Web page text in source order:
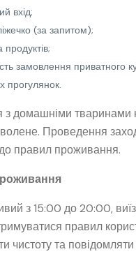
вхід;
(за запитом);
продуктів;
замовлення приватного
прогулянок.
з домашніми тваринами
Проведення
правил проживання.
з 15:00 до 20:00,
правил
чистоту та